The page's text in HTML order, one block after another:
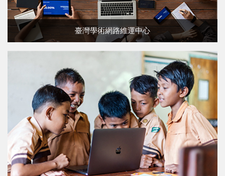
臺灣學術網路維運中心